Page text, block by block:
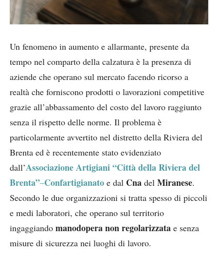
Un fenomeno in aumento e allarmante, presente da
tempo nel comparto della calzatura è la presenza di
aziende che operano sul mercato facendo ricorso a
realtà che forniscono prodotti o lavorazioni competitive
grazie all’abbassamento del costo del lavoro raggiunto
senza il rispetto delle norme. Il problema è
particolarmente avvertito nel distretto della Riviera del
Brenta ed è recentemente stato evidenziato
dall’Associazione Artigiani “Città della Riviera del
Brenta”–Confartigianato e dal Cna del Miranese.
Secondo le due organizzazioni si tratta spesso di piccoli
e medi laboratori, che operano sul territorio
ingaggiando manodopera non regolarizzata e senza
misure di sicurezza nei luoghi di lavoro.